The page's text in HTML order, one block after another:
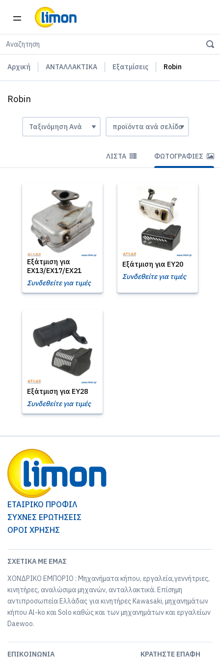
Αρχική ΑΝΤΑΛΛΑΚΤΙΚΑ Εξατμίσεις Robin
Robin
ΛΊΣΤΑ ΦΩΤΟΓΡΑΦΊΕΣ
Εξάτμιση για
EX13/EX17/EX21
Συνδεθείτε για τιμές
Εξάτμιση για EY20
Συνδεθείτε για τιμές
Εξάτμιση για EY28
Συνδεθείτε για τιμές
ΕΤΑΙΡΙΚΟ ΠΡΟΦΙΛ
ΣΥΧΝΕΣ ΕΡΩΤΗΣΕΙΣ
ΟΡΟΙ ΧΡΗΣΗΣ
ΣΧΕΤΙΚΆ ΜΕ ΕΜΆΣ
ΧΟΝΔΡΙΚΟ ΕΜΠΟΡΙΟ : Μηχανήματα κήπου, εργαλεία,γεννήτριες,
κινητήρες, αναλώσιμα μηχανών, ανταλλακτικά. Επίσημη
αντιπροσωπεία Ελλάδας για κινητήρες Kawasaki, μηχανημάτων
κήπου Al-ko και Solo καθώς και των μηχανημάτων και εργαλείων
Daewoo.
ΕΠΙΚΟΙΝΩΝΊΑ ΚΡΑΤΉΣΤΕ ΕΠΑΦΉ